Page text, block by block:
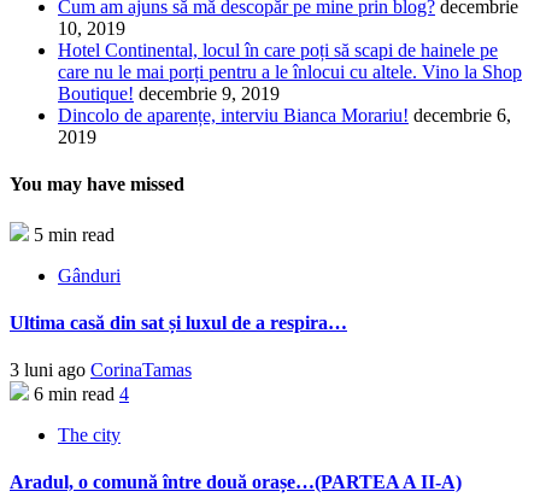
Cum am ajuns să mă descopăr pe mine prin blog? decembrie
10, 2019
Hotel Continental, locul în care poți să scapi de hainele pe
care nu le mai porți pentru a le înlocui cu altele. Vino la Shop
Boutique! decembrie 9, 2019
Dincolo de aparențe, interviu Bianca Morariu! decembrie 6,
2019
You may have missed
5 min read
Gânduri
Ultima casă din sat și luxul de a respira…
3 luni ago CorinaTamas
6 min read 4
The city
Aradul, o comună între două orașe…(PARTEA A II-A)